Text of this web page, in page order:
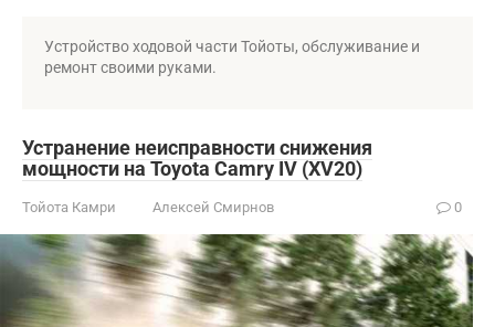
Устройство ходовой части Тойоты, обслуживание и
ремонт своими руками.
Устранение неисправности снижения
мощности на Toyota Camry IV (XV20)
Тойота Камри Алексей Смирнов 0